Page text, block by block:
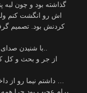
گذاشته بود و چون
اش رو انگشت کنم
کردنش بود. تصمیم
از جر و بحث و کل